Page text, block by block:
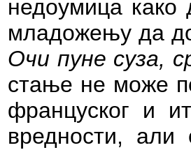
недоумица
младожењу да
Очи пуне суза,
стање не може
француског и
вредности, али